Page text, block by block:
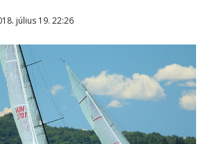
július 19. 22:26